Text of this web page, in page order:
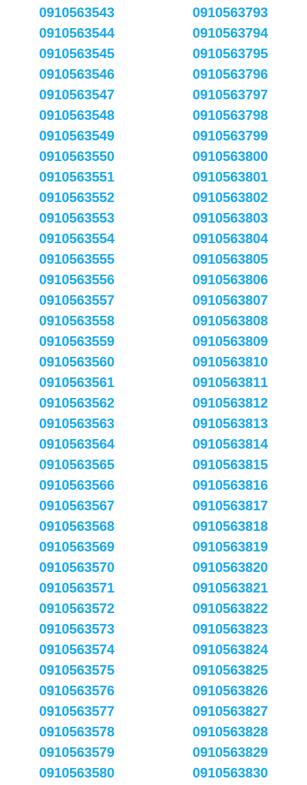
0910563543
0910563544
0910563545
0910563546
0910563547
0910563548
0910563549
0910563550
0910563551
0910563552
0910563553
0910563554
0910563555
0910563556
0910563557
0910563558
0910563559
0910563560
0910563561
0910563562
0910563563
0910563564
0910563565
0910563566
0910563567
0910563568
0910563569
0910563570
0910563571
0910563572
0910563573
0910563574
0910563575
0910563576
0910563577
0910563578
0910563579
0910563580
0910563793
0910563794
0910563795
0910563796
0910563797
0910563798
0910563799
0910563800
0910563801
0910563802
0910563803
0910563804
0910563805
0910563806
0910563807
0910563808
0910563809
0910563810
0910563811
0910563812
0910563813
0910563814
0910563815
0910563816
0910563817
0910563818
0910563819
0910563820
0910563821
0910563822
0910563823
0910563824
0910563825
0910563826
0910563827
0910563828
0910563829
0910563830